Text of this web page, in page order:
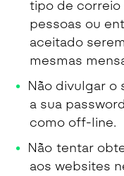
tipo de correio
pessoas ou
aceitado
mesmas
Não divulgar o
a sua
como off-line.
Não tentar
aos websites